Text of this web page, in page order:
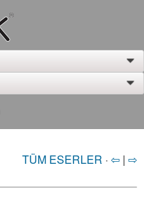
0
0
TÜM ESERLER · ⇦ | ⇨